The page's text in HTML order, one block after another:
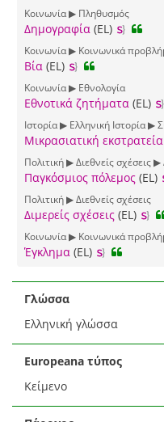
Κοινωνία ▶ Πληθυσμός
Δημογραφία (EL)
Κοινωνία ▶ Κοινωνικά
Βία (EL)
Κοινωνία ▶ Εθνολογία
Εθνοτικά ζητήματα (EL)
Ιστορία ▶ Ελληνική Ιστορία ▶
Μικρασιατική εκστρατεία
Πολιτική ▶ Διεθνείς σχέσεις
Παγκόσμιος πόλεμος (EL)
Πολιτική ▶ Διεθνείς σχέσεις
Διμερείς σχέσεις (EL)
Κοινωνία ▶ Κοινωνικά
Έγκλημα (EL)
Γλώσσα
Ελληνική γλώσσα
Europeana τύπος
Κείμενο